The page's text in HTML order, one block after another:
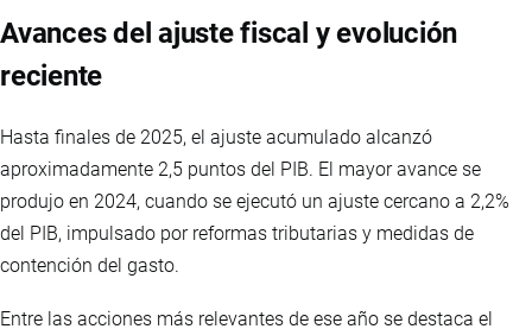
Avances del ajuste fiscal y evolución
reciente
Hasta finales de 2025, el ajuste acumulado alcanzó
aproximadamente 2,5 puntos del PIB. El mayor avance se
produjo en 2024, cuando se ejecutó un ajuste cercano a 2,2%
del PIB, impulsado por reformas tributarias y medidas de
contención del gasto.
Entre las acciones más relevantes de ese año se destaca el